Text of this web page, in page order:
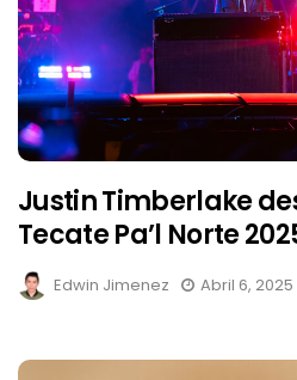
Justin Timberlake
Tecate Pa’l Norte
Edwin Jimenez Abril 6, 2025